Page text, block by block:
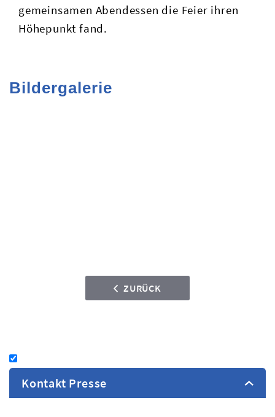
gemeinsamen Abendessen die Feier ihren
Höhepunkt fand.
Bildergalerie
ZURÜCK
Kontakt Presse